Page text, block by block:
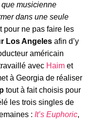
musicienne
dans une seule
pour ne pas faire les
Los Angeles afin d’y
américain
avec Haim et
à Georgia de réaliser
tout à fait choisis pour
les trois singles de
: It’s Euphoric,